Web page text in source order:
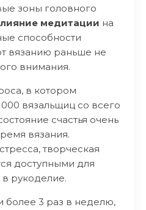
зоны головного
медитации на
способности
вязанию раньше не
внимания.
в котором
вязальщиц со всего
счастья очень
вязания.
творческая
доступными для
рукоделие.
более 3 раз в неделю,